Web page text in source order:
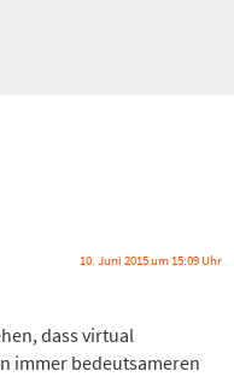
10. Juni 2015 um 15:09 Uhr
dass virtual
immer bedeutsameren